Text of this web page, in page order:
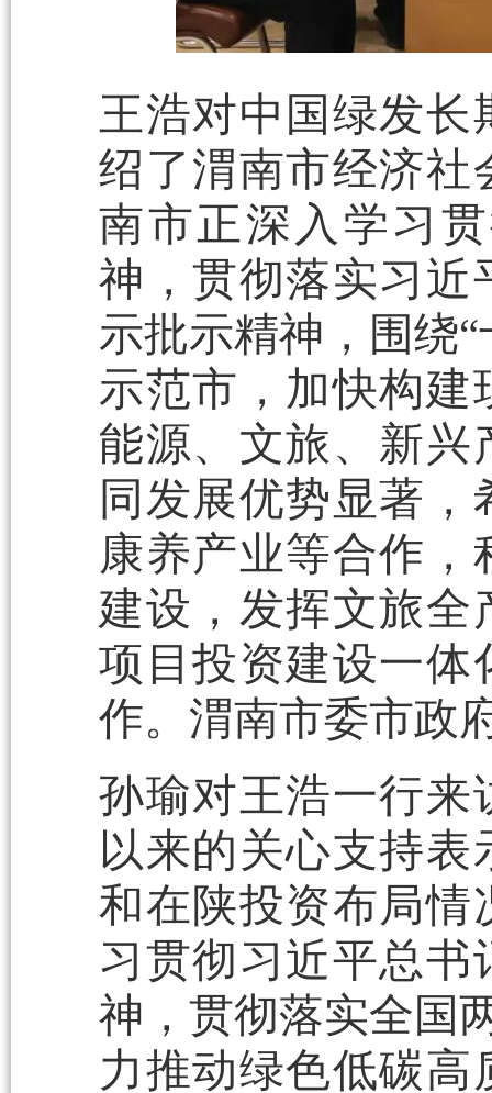
王浩对中国绿发长
绍了渭南市经济社
南市正深入学习
神，贯彻落实习近
示批示精神，围绕
示范市，加快构建
能源、文旅、新兴
同发展优势显著
康养产业等合作
建设，发挥文旅全
项目投资建设一体
作。渭南市委市政
孙瑜对王浩一行来
以来的关心支持
和在陕投资布局情
习贯彻习近平总
神，贯彻落实全国
力推动绿色低碳